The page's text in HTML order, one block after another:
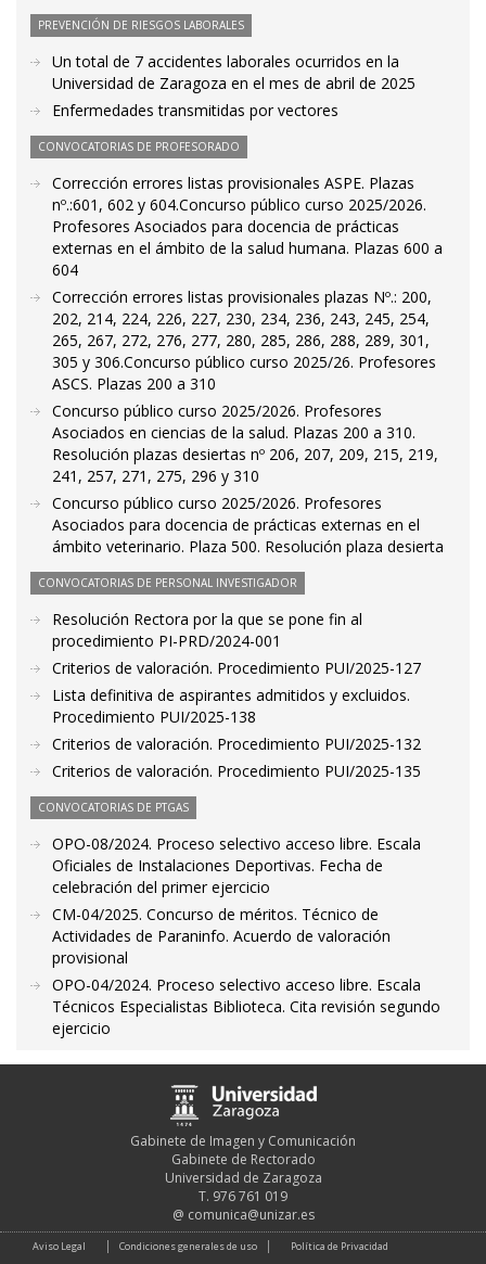
PREVENCIÓN DE RIESGOS LABORALES
Un total de 7 accidentes laborales ocurridos en la
Universidad de Zaragoza en el mes de abril de 2025
Enfermedades transmitidas por vectores
CONVOCATORIAS DE PROFESORADO
Corrección errores listas provisionales ASPE. Plazas
nº.:601, 602 y 604.Concurso público curso 2025/2026.
Profesores Asociados para docencia de prácticas
externas en el ámbito de la salud humana. Plazas 600 a
604
Corrección errores listas provisionales plazas Nº.: 200,
202, 214, 224, 226, 227, 230, 234, 236, 243, 245, 254,
265, 267, 272, 276, 277, 280, 285, 286, 288, 289, 301,
305 y 306.Concurso público curso 2025/26. Profesores
ASCS. Plazas 200 a 310
Concurso público curso 2025/2026. Profesores
Asociados en ciencias de la salud. Plazas 200 a 310.
Resolución plazas desiertas nº 206, 207, 209, 215, 219,
241, 257, 271, 275, 296 y 310
Concurso público curso 2025/2026. Profesores
Asociados para docencia de prácticas externas en el
ámbito veterinario. Plaza 500. Resolución plaza desierta
CONVOCATORIAS DE PERSONAL INVESTIGADOR
Resolución Rectora por la que se pone fin al
procedimiento PI-PRD/2024-001
Criterios de valoración. Procedimiento PUI/2025-127
Lista definitiva de aspirantes admitidos y excluidos.
Procedimiento PUI/2025-138
Criterios de valoración. Procedimiento PUI/2025-132
Criterios de valoración. Procedimiento PUI/2025-135
CONVOCATORIAS DE PTGAS
OPO-08/2024. Proceso selectivo acceso libre. Escala
Oficiales de Instalaciones Deportivas. Fecha de
celebración del primer ejercicio
CM-04/2025. Concurso de méritos. Técnico de
Actividades de Paraninfo. Acuerdo de valoración
provisional
OPO-04/2024. Proceso selectivo acceso libre. Escala
Técnicos Especialistas Biblioteca. Cita revisión segundo
ejercicio
Gabinete de Imagen y Comunicación
Gabinete de Rectorado
Universidad de Zaragoza
T. 976 761 019
@ comunica@unizar.es
Aviso Legal Condiciones generales de uso Política de Privacidad